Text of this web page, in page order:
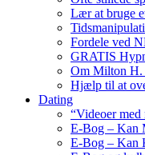
Lær at bruge
Fordele ved
GRATIS
Om Milton H.
Hjælp til at
Dating
“Videoer
E-Bog – Kan
E-Bog – Kan